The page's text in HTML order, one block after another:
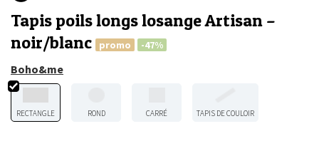
Tapis poils longs losange Artisan –
noir/blanc
promo -47%
Boho&me
RECTANGLE ROND CARRÉ TAPIS DE COULOIR